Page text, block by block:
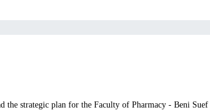
the strategic plan for the Faculty of Pharmacy - Beni